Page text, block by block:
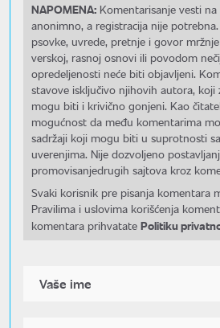
NAPOMENA: Komentarisanje vesti
anonimno, a registracija nije
psovke, uvrede, pretnje i govor
verskoj, rasnoj osnovi ili povodom
opredeljenosti neće biti objavljeni.
stavove isključivo njihovih autora,
mogu biti i krivično gonjeni. Kao
mogućnost da među komentarima
sadržaji koji mogu biti u suprotnosti
uverenjima. Nije dozvoljeno
promovisanjedrugih sajtova kroz
Svaki korisnik pre pisanja komentara
Pravilima i uslovima korišćenja
komentara prihvatate Politiku